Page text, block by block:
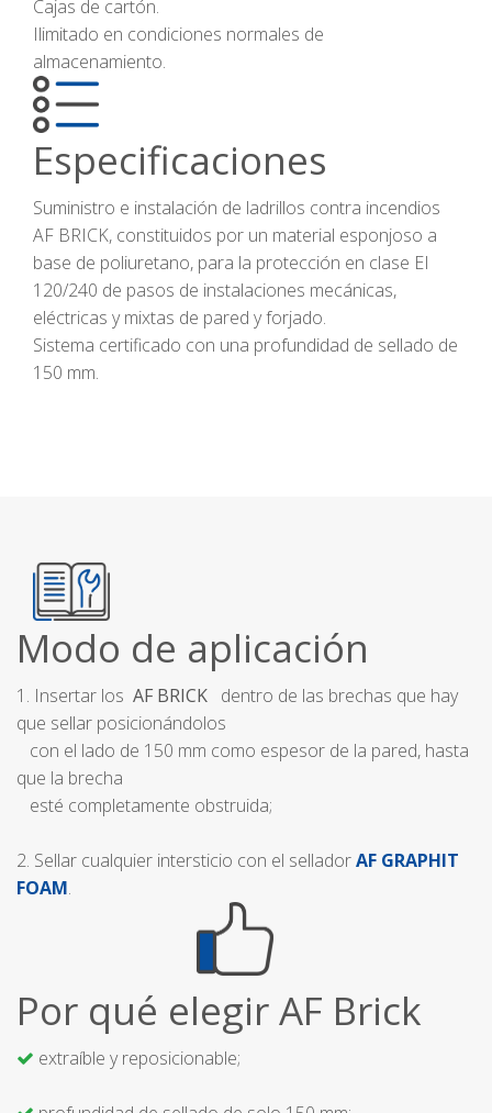
Cajas de cartón.
Ilimitado en condiciones normales de
almacenamiento.
Especificaciones
Suministro e instalación de ladrillos contra incendios
AF BRICK, constituidos por un material esponjoso a
base de poliuretano, para la protección en clase EI
120/240 de pasos de instalaciones mecánicas,
eléctricas y mixtas de pared y forjado.
Sistema certificado con una profundidad de sellado de
150 mm.
Modo de aplicación
1. Insertar los AF BRICK dentro de las brechas que hay
que sellar posicionándolos
con el lado de 150 mm como espesor de la pared, hasta
que la brecha
esté completamente obstruida;
2. Sellar cualquier intersticio con el selladorAF GRAPHIT
FOAM.
Por qué elegir AF Brick
extraíble y reposicionable;